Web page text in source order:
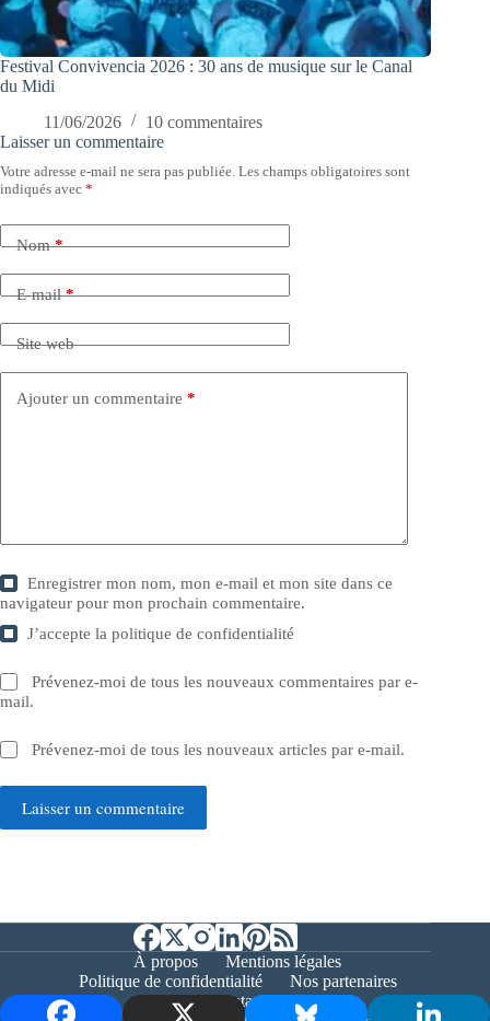
Festival Convivencia 2026 : 30 ans de musique sur le Canal
du Midi
11/06/2026
10 commentaires
Laisser un commentaire
Votre adresse e-mail ne sera pas publiée. Les champs obligatoires sont
indiqués avec *
Nom*
E-mail*
Site web
Ajouter un commentaire *
Enregistrer mon nom, mon e-mail et mon site dans ce
navigateur pour mon prochain commentaire.
J’accepte lapolitique de confidentialité
Prévenez-moi de tous les nouveaux commentaires par e-
mail.
Prévenez-moi de tous les nouveaux articles par e-mail.
Laisser un commentaire
À propos
Mentions légales
Politique de confidentialité
Nos partenaires
Contact